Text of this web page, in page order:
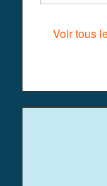
Voir tous